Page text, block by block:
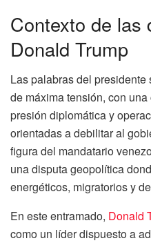
Contexto de las
Donald Trump
Las palabras del
de máxima tensión, con
presión diplomática y
orientadas a debilitar al
figura del mandatario
una disputa geopolítica
energéticos, migratorios y
En este entramado, Donald
como un líder dispuesto a